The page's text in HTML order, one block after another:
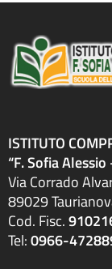
ISTITUTO
“F. Sofia
Via Corrado
89029
Cod. Fisc.
Tel:0966-